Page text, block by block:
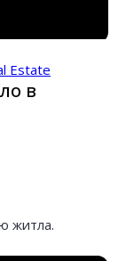
Estate
в
житла.